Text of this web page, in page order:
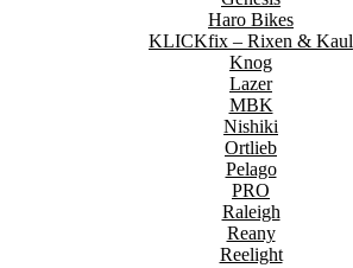
Haro Bikes
KLICKfix – Rixen & Kaul
Knog
Lazer
MBK
Nishiki
Ortlieb
Pelago
PRO
Raleigh
Reany
Reelight